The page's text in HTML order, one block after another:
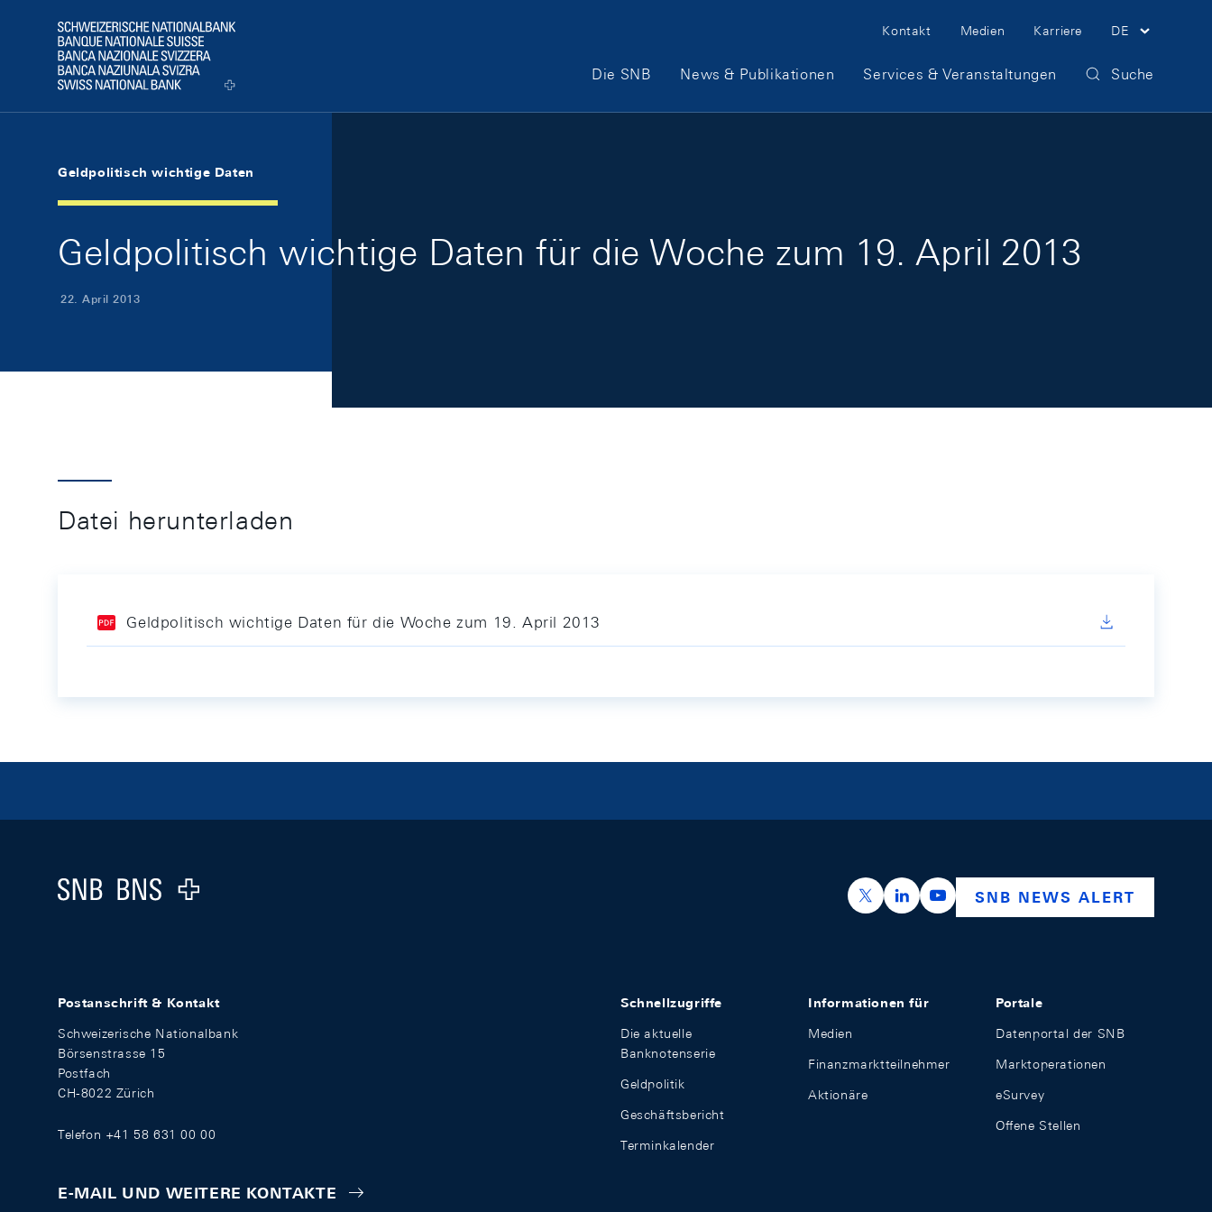
Logo
Meta Navigation
Kontakt Medien Karriere DE
Hauptnavigation
Die SNB News & Publikationen Services & Veranstaltungen Suche
Geldpolitisch wichtige Daten
Geldpolitisch wichtige Daten für die Woche zum 19. April 2013
22. April 2013
Datei herunterladen
Geldpolitisch wichtige Daten für die Woche zum 19. April 2013
Logo
https://x.com/snb_bns
https://ch.linkedin.com/company/swiss-
https://www.youtube.com/
SNB NEWS ALERT
Postanschrift & Kontakt
Schweizerische Nationalbank
Börsenstrasse 15
Postfach
CH-8022 Zürich
Telefon +41 58 631 00 00
E-MAIL UND WEITERE KONTAKTE
Schnellzugriffe
Die aktuelle
Banknotenserie
Geldpolitik
Geschäftsbericht
Terminkalender
Informationen für
Medien
Finanzmarktteilnehmer
Aktionäre
Portale
Datenportal der SNB
Marktoperationen
eSurvey
Offene Stellen